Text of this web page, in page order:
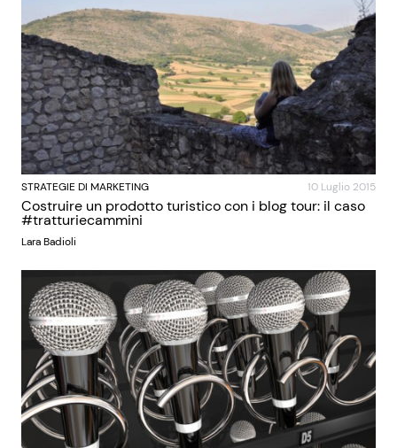
STRATEGIE DI MARKETING 10 Luglio 2015
Costruire un prodotto turistico con i blog tour: il caso
#tratturiecammini
Lara Badioli